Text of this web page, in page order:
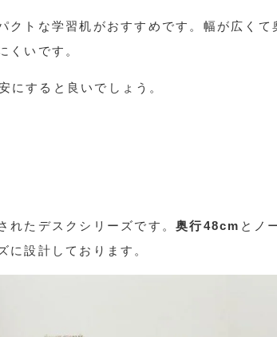
クトな学習机がおすすめです。幅が広く
くいです。
にすると良いでしょう。
れたデスクシリーズです。奥行48cm とノ
に設計しております。